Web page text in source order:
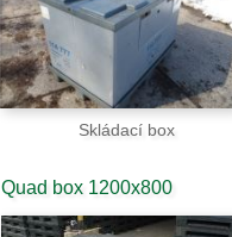
Skládací box
Quad box 1200x800